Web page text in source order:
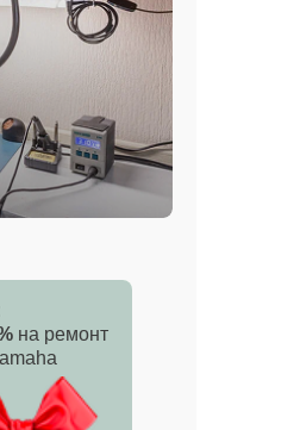
на ремонт